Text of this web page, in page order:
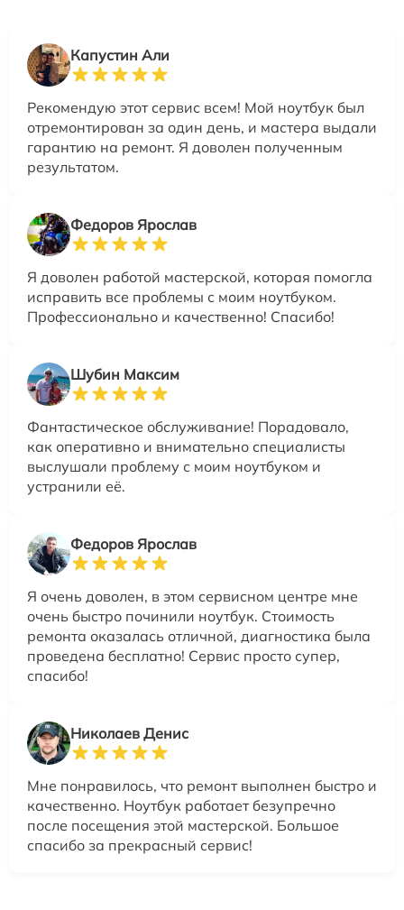
Капустин Али
Рекомендую этот сервис всем! Мой ноутбук был
отремонтирован за один день, и мастера выдали
гарантию на ремонт. Я доволен полученным
результатом.
Федоров Ярослав
Я доволен работой мастерской, которая помогла
исправить все проблемы с моим ноутбуком.
Профессионально и качественно! Спасибо!
Шубин Максим
Фантастическое обслуживание! Порадовало,
как оперативно и внимательно специалисты
выслушали проблему с моим ноутбуком и
устранили её.
Федоров Ярослав
Я очень доволен, в этом сервисном центре мне
очень быстро починили ноутбук. Стоимость
ремонта оказалась отличной, диагностика была
проведена бесплатно! Сервис просто супер,
спасибо!
Николаев Денис
Мне понравилось, что ремонт выполнен быстро и
качественно. Ноутбук работает безупречно
после посещения этой мастерской. Большое
спасибо за прекрасный сервис!